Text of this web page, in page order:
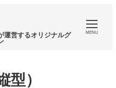
運営するオリジナルグ
MENU
型）